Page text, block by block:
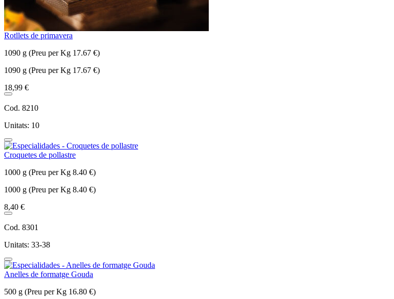
Rotllets de primavera
1090 g (Preu per Kg 17.67 €)
1090 g (Preu per Kg 17.67 €)
18,99 €
Cod. 8210
Unitats: 10
Croquetes de pollastre
1000 g (Preu per Kg 8.40 €)
1000 g (Preu per Kg 8.40 €)
8,40 €
Cod. 8301
Unitats: 33-38
Anelles de formatge Gouda
500 g (Preu per Kg 16.80 €)